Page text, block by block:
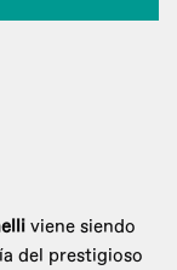
viene siendo
del prestigioso